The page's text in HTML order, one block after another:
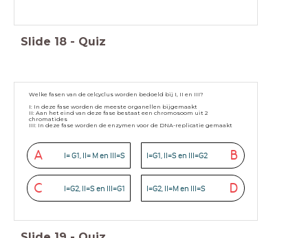
Slide 18 - Quiz
Welke fasen van de celcyclus worden bedoeld bij I, II en III?
I: In deze fase worden de meeste organellen bijgemaakt
II: Aan het eind van deze fase bestaat een chromosoom uit 2
chromatides
III: In deze fase worden de enzymen voor de DNA-replicatie gemaakt
A I= G1, II= M en III=S B
I=G1, II=S en III=G2
C I=G2, II=S en III=G1 D
I=G2, II=M en III=S